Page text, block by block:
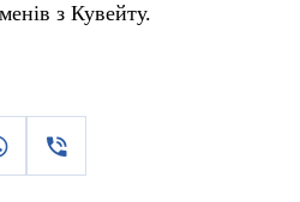
з Кувейту.